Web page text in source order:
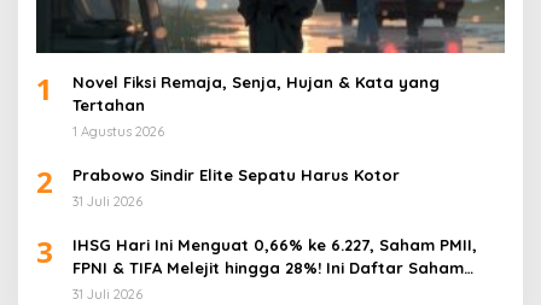
1
Novel Fiksi Remaja, Senja, Hujan & Kata yang
Tertahan
1 Agustus 2026
2 Prabowo Sindir Elite Sepatu Harus Kotor
31 Juli 2026
3
IHSG Hari Ini Menguat 0,66% ke 6.227, Saham PMII,
FPNI & TIFA Melejit hingga 28%! Ini Daftar Saham
Paling Cuan & Volume Tertinggi 31 Juli 2026
31 Juli 2026